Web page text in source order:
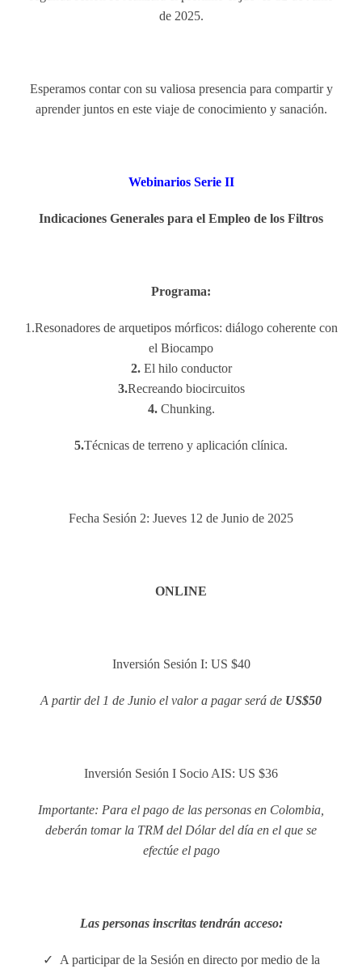
de 2025.
Esperamos contar con su valiosa presencia para compartir y
aprender juntos en este viaje de conocimiento y sanación.
Webinarios Serie II
Indicaciones Generales para el Empleo de los Filtros
Programa:
1.Resonadores de arquetipos mórficos: diálogo coherente con
el Biocampo
2.⁠El hilo conductor
3.Recreando biocircuitos
4.Chunking.
5.Técnicas de terreno y aplicación clínica.
Fecha Sesión 2: Jueves 12 de Junio de 2025
ONLINE
Inversión Sesión I: US $40
A partir del 1 de Junio el valor a pagar será de US$50
Inversión Sesión I Socio AIS: US $36
Importante: Para el pago de las personas en Colombia,
deberán tomar la TRM del Dólar del día en el que se
efectúe el pago
Las personas inscritas tendrán acceso:
✓ A participar de la Sesión en directo por medio de la